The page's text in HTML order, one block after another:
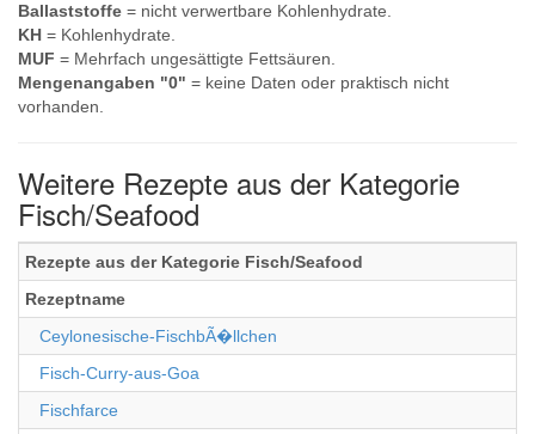
Ballaststoffe = nicht verwertbare Kohlenhydrate.
KH = Kohlenhydrate.
MUF = Mehrfach ungesättigte Fettsäuren.
Mengenangaben "0" = keine Daten oder praktisch nicht
vorhanden.
Weitere Rezepte aus der Kategorie
Fisch/Seafood
Rezepte aus der Kategorie Fisch/Seafood
Rezeptname
Ceylonesische-FischbÃ�llchen
Fisch-Curry-aus-Goa
Fischfarce